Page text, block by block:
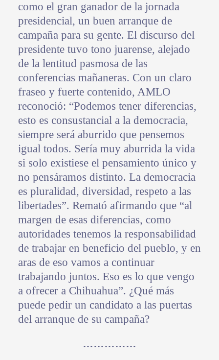
como el gran ganador de la jornada
presidencial, un buen arranque de
campaña para su gente. El discurso del
presidente tuvo tono juarense, alejado
de la lentitud pasmosa de las
conferencias mañaneras. Con un claro
fraseo y fuerte contenido, AMLO
reconoció: “Podemos tener diferencias,
esto es consustancial a la democracia,
siempre será aburrido que pensemos
igual todos. Sería muy aburrida la vida
si solo existiese el pensamiento único y
no pensáramos distinto. La democracia
es pluralidad, diversidad, respeto a las
libertades”. Remató afirmando que “al
margen de esas diferencias, como
autoridades tenemos la responsabilidad
de trabajar en beneficio del pueblo, y en
aras de eso vamos a continuar
trabajando juntos. Eso es lo que vengo
a ofrecer a Chihuahua”. ¿Qué más
puede pedir un candidato a las puertas
del arranque de su campaña?
……………